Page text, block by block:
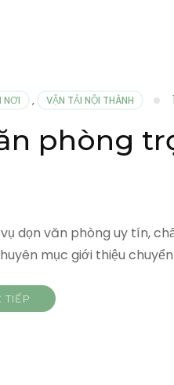
NƠI , VẬN TẢI NỘI THÀNH
phòng
dọn văn phòng uy tín,
mục giới thiệu
TIẾP